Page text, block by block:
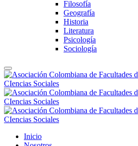
Filosofía
Geografía
Historia
Literatura
Psicología
Sociología
Inicio